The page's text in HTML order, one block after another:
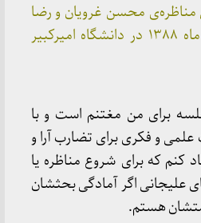
محسن غرویان و رضا
علیجانی است که آذر ماه ۱۳۸۸ در دانشگاه امیرکبیر
برای من مغتنم است و با
و فکری برای تضارب آرا و
کنم که برای شروع مناظره یا
علیجانی اگر آمادگی بحثشان
هستم.